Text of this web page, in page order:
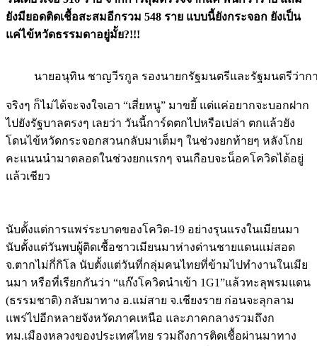
ยังมียอดติดเชื้อสะสมอีกรวม 548 ราย แบบนี้ยังกระจอก ยังเป็น
แค่ไข้หวัดธรรมดาอยู่มั้ย?!!!
นายอนุทิน ชาญวีรกูล รองนายกรัฐมนตรีและรัฐมนตรีว่าก
จริงๆ ก็ไม่ได้จะจงใจเอา “เสี่ยหนู” มาขยี้ แต่แค่อยากจะบอกฝาก
ไปยังรัฐบาลตรงๆ เลยว่า วันนี้การ์ดตกไปหรือเปล่า ตกแล้วยัง
โดนไข้หวัดกระจอกสวนกลับมาเต็มๆ ในช่วงยกท้ายๆ หลังโกย
คะแนนนำมาตลอดในช่วงยกแรกๆ จนเกือบจะน็อคโควิดได้อยู่
แล้วเชียว
นับตั้งแต่การแพร่ระบาดของโควิด-19 อย่างรุนแรงในเมียนมา
นับตั้งแต่วันพบผู้ติดเชื้อชาวเมียนมาห่างด่านชายแดนแม่สอด
จ.ตากไม่กี่กิโล นับตั้งแต่วันที่กลุ่มคนไทยที่ข้ามไปทำงานในเมีย
นมา หรือที่เรียกกันว่า “แก๊งโควิดนำเข้า 1G1”แล้วทะลุพรมแดน
(ธรรมชาติ) กลับมาทาง อ.แม่สาย จ.เชียงราย ก่อนจะลุกลาม
แพร่ไปอีกหลายจังหวัดภาคเหนือ และภาคกลางรวมถึงก
ทม.เมืองหลวงของประเทศไทย รวมถึงการติดเชื้อผ่านมาทาง